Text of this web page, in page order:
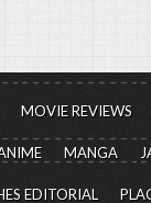
MOVIE REVIEWS
MANGA
EDITORIAL